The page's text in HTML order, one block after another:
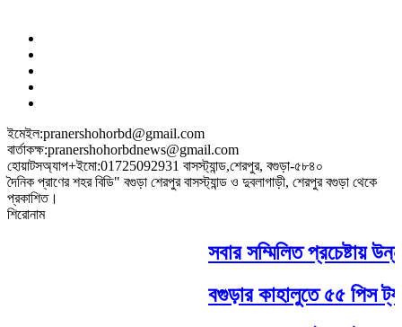
ইমেইল:pranershohorbd@gmail.com
বার্তাকক্ষ:pranershohorbdnews@gmail.com
হোয়াটসঅ্যাপ+ইমো:01725092931 বাসস্ট্যান্ড,শেরপুর, বগুড়া-৫৮৪০
দৈনিক প্রাণের শহর বিডি" বগুড়া শেরপুর বাসস্ট্যান্ড ও দুবলাগাড়ী, শেরপুর বগুড়া থেকে
প্রকাশিত।
শিরোনাম
সবার সম্মিলিত প্রচেষ্টায়
বগুড়ার কাহালুতে ৫৫ পিস